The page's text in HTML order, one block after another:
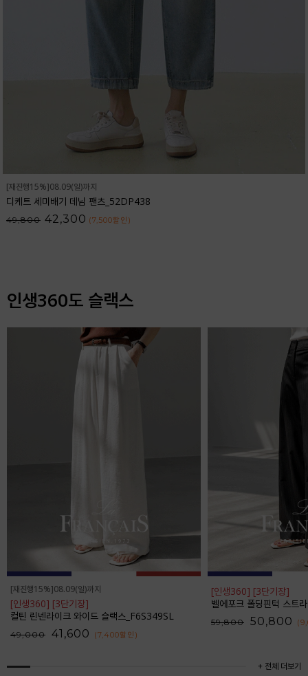
[재진행15%]08.09(일)까지
디케트 세미배기 데님 팬츠_52DP438
49,800 42,300 (7,500할인 )
인생360도 슬랙스
[재진행15%]08.09(일)까지
[인생360] [3단기장]
컬틴 린넨라이크 와이드 슬랙스_F6S349SL
49,000 41,600 (7,400할인 )
[인생360] [3단기장]
벨에포크 폴딩핀턱 스트라이
59,800 50,800
+ 전체 더보기